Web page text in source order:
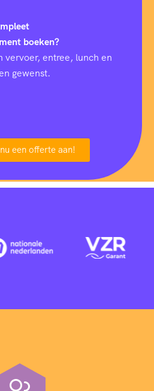
boeken?
vervoer, entree, lunch en
gewenst.
een offerte aan!